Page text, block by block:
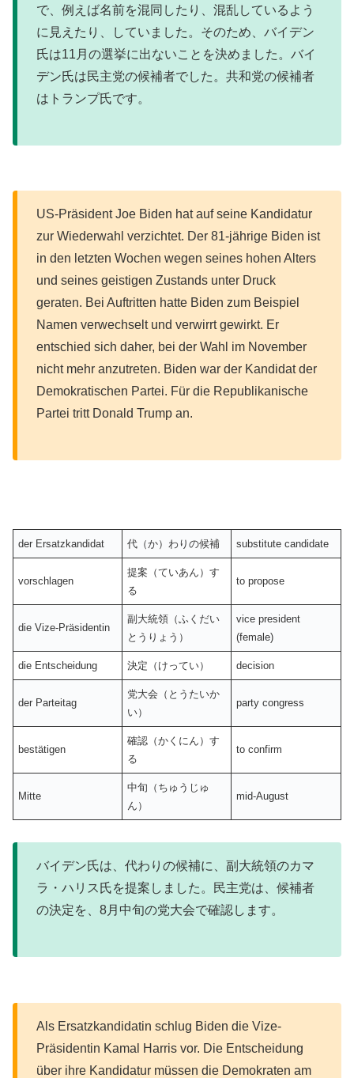
で、例えば名前を混同したり、混乱しているよう
に見えたり、していました。そのため、バイデン
氏は11月の選挙に出ないことを決めました。バイ
デン氏は民主党の候補者でした。共和党の候補者
はトランプ氏です。
US-Präsident Joe Biden hat auf seine Kandidatur
zur Wiederwahl verzichtet. Der 81-jährige Biden ist
in den letzten Wochen wegen seines hohen Alters
und seines geistigen Zustands unter Druck
geraten. Bei Auftritten hatte Biden zum Beispiel
Namen verwechselt und verwirrt gewirkt. Er
entschied sich daher, bei der Wahl im November
nicht mehr anzutreten. Biden war der Kandidat der
Demokratischen Partei. Für die Republikanische
Partei tritt Donald Trump an.
der Ersatzkandidat 代（か）わりの候補 substitute candidate
vorschlagen
提案（ていあん）す
る
to propose
die Vize-Präsidentin
副大統領（ふくだい
とうりょう）
vice president
(female)
die Entscheidung 決定（けってい） decision
der Parteitag
党大会（とうたいか
い）
party congress
bestätigen
確認（かくにん）す
る
to confirm
Mitte
中旬（ちゅうじゅ
ん）
mid-August
バイデン氏は、代わりの候補に、副大統領のカマ
ラ・ハリス氏を提案しました。民主党は、候補者
の決定を、8月中旬の党大会で確認します。
Als Ersatzkandidatin schlug Biden die Vize-
Präsidentin Kamal Harris vor. Die Entscheidung
über ihre Kandidatur müssen die Demokraten am